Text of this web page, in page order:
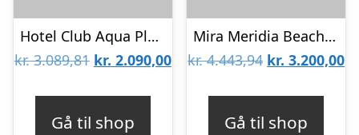
Hotel Club Aqua Plaza
kr.3.089,81 Den
kr. 2.090,00Den
Gå til shop
Mira Meridia Beach Resort Hotel
kr.4.443,94 Den
kr. 3.200,00
Gå til shop